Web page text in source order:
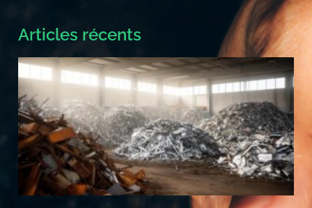
Articles récents